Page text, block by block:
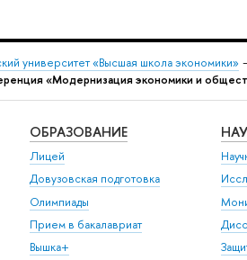
университет «Высшая школа экономики»
«Модернизация экономики и
ОБРАЗОВАНИЕ
Лицей
Довузовская подготовка
Олимпиады
Прием в бакалавриат
Вышка+